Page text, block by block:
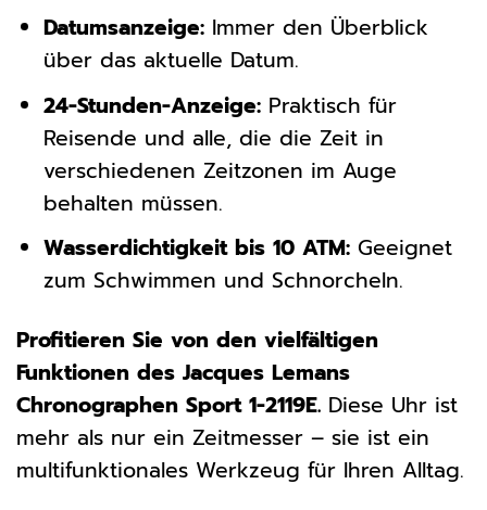
Datumsanzeige:Immer den Überblick
über das aktuelle Datum.
24-Stunden-Anzeige:Praktisch für
Reisende und alle, die die Zeit in
verschiedenen Zeitzonen im Auge
behalten müssen.
Wasserdichtigkeit bis 10 ATM:Geeignet
zum Schwimmen und Schnorcheln.
Profitieren Sie von den vielfältigen
Funktionen des Jacques Lemans
Chronographen Sport 1-2119E. Diese Uhr ist
mehr als nur ein Zeitmesser – sie ist ein
multifunktionales Werkzeug für Ihren Alltag.